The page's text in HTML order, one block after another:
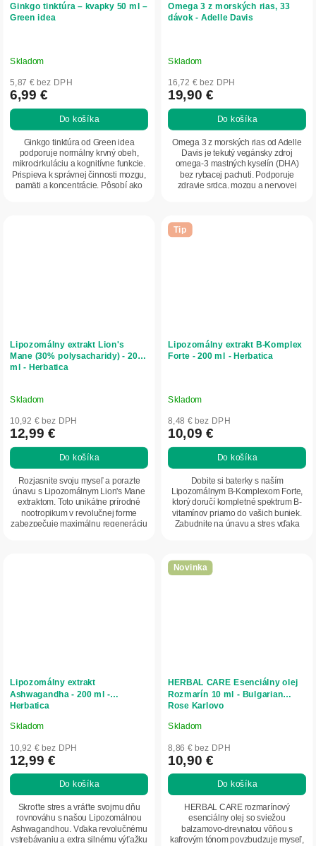
Ginkgo tinktúra – kvapky 50 ml –
Green idea
Skladom
5,87 € bez DPH
6,99 €
Do košíka
Ginkgo tinktúra od Green idea
podporuje normálny krvný obeh,
mikrocirkuláciu a kognitívne funkcie.
Prispieva k správnej činnosti mozgu,
pamäti a koncentrácie. Pôsobí ako
Omega 3 z morských rias, 33
dávok - Adelle Davis
Skladom
16,72 € bez DPH
19,90 €
Do košíka
Omega 3 z morských rias od Adelle
Davis je tekutý vegánsky zdroj
omega-3 mastných kyselín (DHA)
bez rybacej pachuti. Podporuje
zdravie srdca, mozgu a nervovej
Lipozomálny extrakt Lion's
Mane (30% polysacharidy) - 200
ml - Herbatica
Skladom
10,92 € bez DPH
12,99 €
Do košíka
Rozjasnite svoju myseľ a porazte
únavu s Lipozomálnym Lion's Mane
extraktom. Toto unikátne prírodné
nootropikum v revolučnej forme
zabezpečuje maximálnu regeneráciu
Tip
Lipozomálny extrakt B-Komplex
Forte - 200 ml - Herbatica
Skladom
8,48 € bez DPH
10,09 €
Do košíka
Dobite si baterky s naším
Lipozomálnym B-Komplexom Forte,
ktorý doručí kompletné spektrum B-
vitamínov priamo do vašich buniek.
Zabudnite na únavu a stres vďaka
Lipozomálny extrakt
Ashwagandha - 200 ml -
Herbatica
Priemerné
hodnotenie
produktu
je
5,0
hviezdičiek.
Skladom
10,92 € bez DPH
12,99 €
Do košíka
Skroťte stres a vráťte svojmu dňu
rovnováhu s našou Lipozomálnou
Ashwagandhou. Vďaka revolučnému
vstrebávaniu a extra silnému výťažku
Novinka
HERBAL CARE Esenciálny olej
Rozmarín 10 ml - Bulgarian
Rose Karlovo
Priemerné
hodnotenie
produktu
je
5,0
hviezdičiek.
Skladom
8,86 € bez DPH
10,90 €
Do košíka
HERBAL CARE rozmarínový
esenciálny olej so sviežou
balzamovo-drevnatou vôňou s
kafrovým tónom povzbudzuje myseľ,